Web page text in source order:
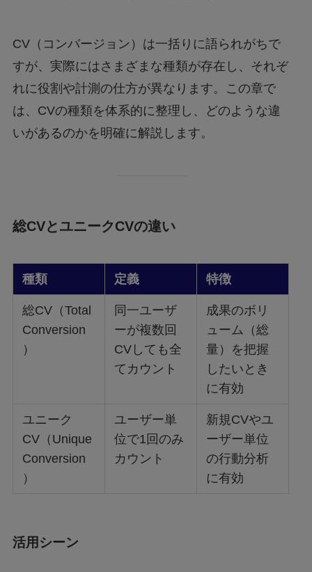
CV（コンバージョン）は一括りに語られがちで
すが、実際にはさまざまな種類が存在し、それぞ
れに役割や計測の仕方が異なります。この章で
は、CVの種類を体系的に整理し、どのような違
いがあるのかを明確に解説します。
総CVとユニークCVの違い
種類 定義 特徴
総CV（Total
Conversion
）
同一ユーザ
ーが複数回
CVしても全
てカウント
成果のボリ
ューム（総
量）を把握
したいとき
に有効
ユニーク
CV（Unique
Conversion
）
ユーザー単
位で1回のみ
カウント
新規CVやユ
ーザー単位
の行動分析
に有効
活用シーン